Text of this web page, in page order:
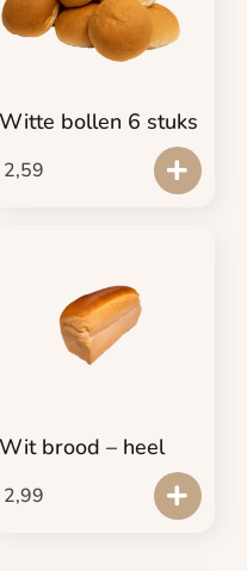
Witte bollen 6 stuks
2,59
Wit brood – heel
2,99